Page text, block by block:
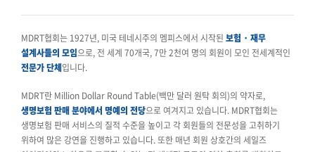
MDRT협회는 1927년, 미국 테네시주의 멤피스에서 시작된 보험 · 재무
설계사들의 모임으로, 전 세계 70개국, 7만 2천여 명의 회원이 모인 전세계적인
전문가 단체입니다.
MDRT란 Million Dollar Round Table(백만 달러 원탁 회의)의 약자로,
생명보험 판매 분야에서 명예의 전당으로 여겨지고 있습니다. MDRT협회는
생명보험 판매 서비스의 질적 수준을 높이고 각 회원들의 전문성을 고취하기
위하여 많은 강연을 진행하고 있습니다. 또한 매년 회원 상호간의 세일즈